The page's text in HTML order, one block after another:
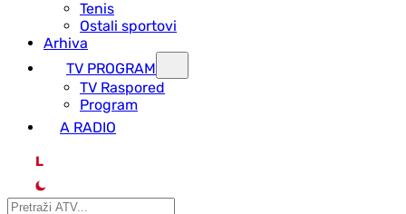
Tenis
Ostali sportovi
Arhiva
TV PROGRAM
ТV Raspored
Program
A RADIO
L